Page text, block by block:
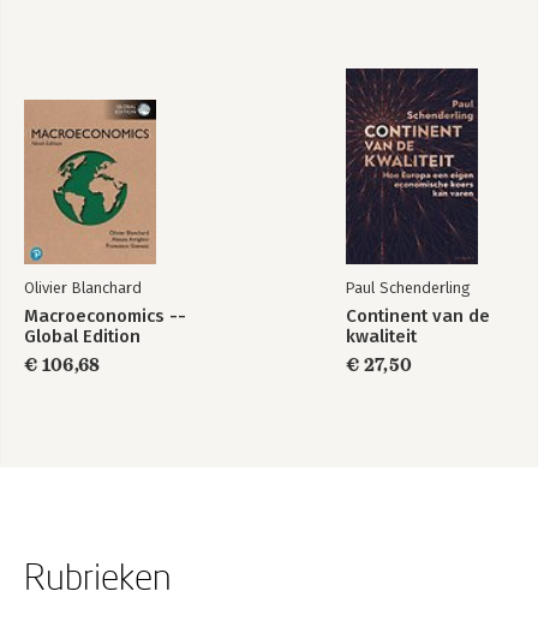
Olivier Blanchard
Macroeconomics --
Global Edition
€ 106,68
Paul Schenderling
Continent van de
kwaliteit
€ 27,50
Rubrieken